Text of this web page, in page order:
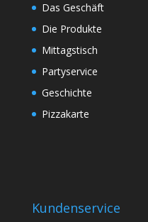
Das Geschäft
Die Produkte
Mittagstisch
Partyservice
Geschichte
Pizzakarte
Kundenservice